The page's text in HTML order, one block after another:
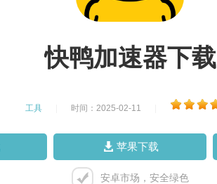
快鸭加速器下载
工具 时间：2025-02-11
苹果下载
安卓市场，安全绿色